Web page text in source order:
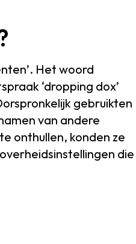
Het woord
‘dropping dox’
gebruikten
van andere
onthullen, konden ze
die